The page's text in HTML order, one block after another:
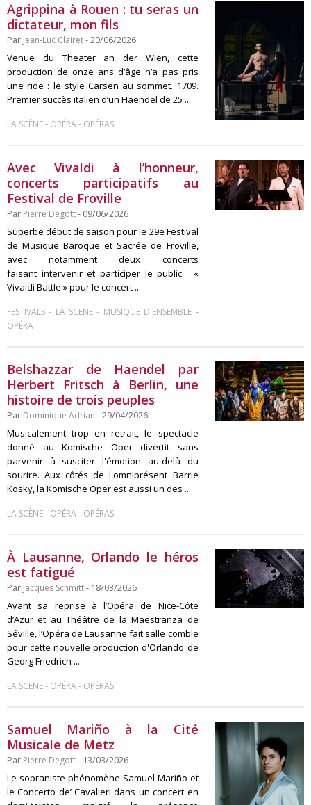
Agrippina à Rouen : tu seras un
dictateur, mon fils
Par Jean-Luc Clairet- 20/06/2026
Venue du Theater an der Wien, cette
production de onze ans d’âge n’a pas pris
une ride : le style Carsen au sommet. 1709.
Premier succès italien d’un Haendel de 25 ...
LA SCÈNE- OPÉRA- OPÉRAS
Avec Vivaldi à l’honneur,
concerts participatifs au
Festival de Froville
Par Pierre Degott- 09/06/2026
Superbe début de saison pour le 29e Festival
de Musique Baroque et Sacrée de Froville,
avec notamment deux concerts
faisant intervenir et participer le public. «
Vivaldi Battle » pour le concert ...
FESTIVALS - LA SCÈNE - MUSIQUE D'ENSEMBLE -
OPÉRA
Belshazzar de Haendel par
Herbert Fritsch à Berlin, une
histoire de trois peuples
Par Dominique Adrian - 29/04/2026
Musicalement trop en retrait, le spectacle
donné au Komische Oper divertit sans
parvenir à susciter l'émotion au-delà du
sourire. Aux côtés de l'omniprésent Barrie
Kosky, la Komische Oper est aussi un des ...
LA SCÈNE- OPÉRA- OPÉRAS
À Lausanne, Orlando le héros
est fatigué
Par Jacques Schmitt- 18/03/2026
Avant sa reprise à l’Opéra de Nice-Côte
d’Azur et au Théâtre de la Maestranza de
Séville, l’Opéra de Lausanne fait salle comble
pour cette nouvelle production d'Orlando de
Georg Friedrich ...
LA SCÈNE- OPÉRA- OPÉRAS
Samuel Mariño à la Cité
Musicale de Metz
Par Pierre Degott- 13/03/2026
Le sopraniste phénomène Samuel Mariño et
le Concerto de’ Cavalieri dans un concert en